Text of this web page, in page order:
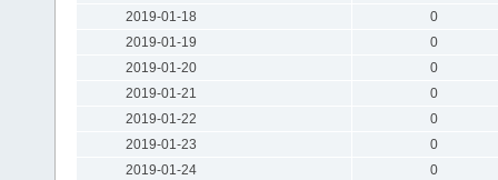
2019-01-18
0
2019-01-19
0
2019-01-20
0
2019-01-21
0
2019-01-22
0
2019-01-23
0
2019-01-24
0